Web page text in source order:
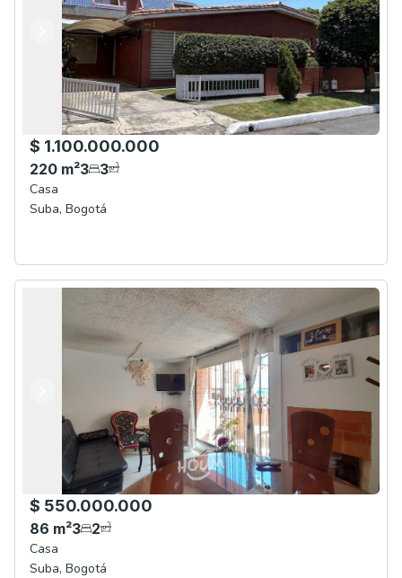
Anterior
Siguiente
$ 1.100.000.000
220 m²3 3
Casa
Suba, Bogotá
$ 550.000.000
86 m²3 2
Casa
Suba, Bogotá